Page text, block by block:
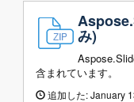
み)
含まれています。
追加した:January